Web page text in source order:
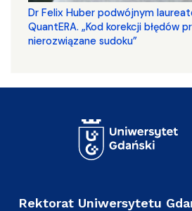
Dr Felix Huber podwójnym
QuantERA. „Kod korekcji błędów
nierozwiązane sudoku”
Rektorat Uniwersytetu